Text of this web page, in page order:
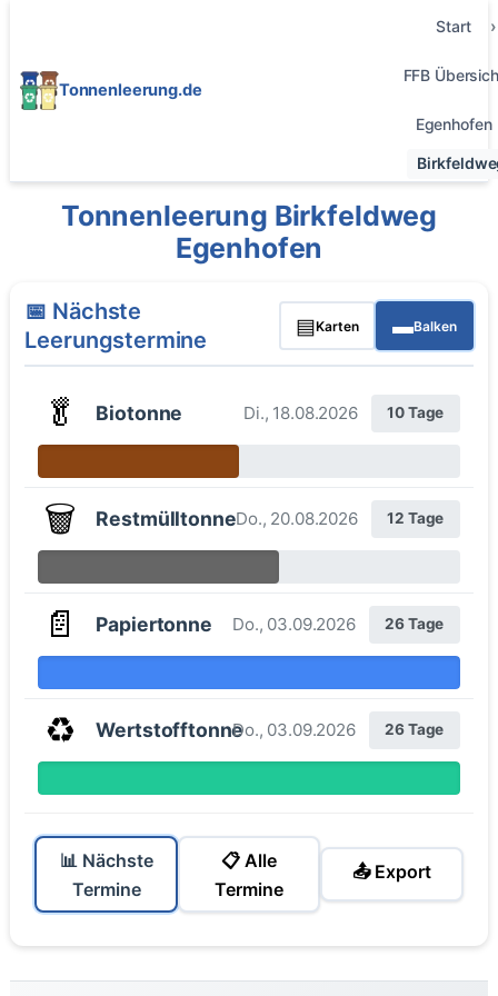
Tonnenleerung.de
Start
FFB
Egenhofen
Tonnenleerung Birkfeldweg
Egenhofen
📅 Nächste
Leerungstermine
▤Karten ▬Balken
🥬 Biotonne Di., 18.08.2026 10 Tage
🗑️ RestmülltonneDo., 20.08.2026 12 Tage
📄 Papiertonne Do., 03.09.2026 26 Tage
♻️ WertstofftonneDo., 03.09.2026 26 Tage
📊 Nächste
Termine
📋 Alle
Termine
📤 Export